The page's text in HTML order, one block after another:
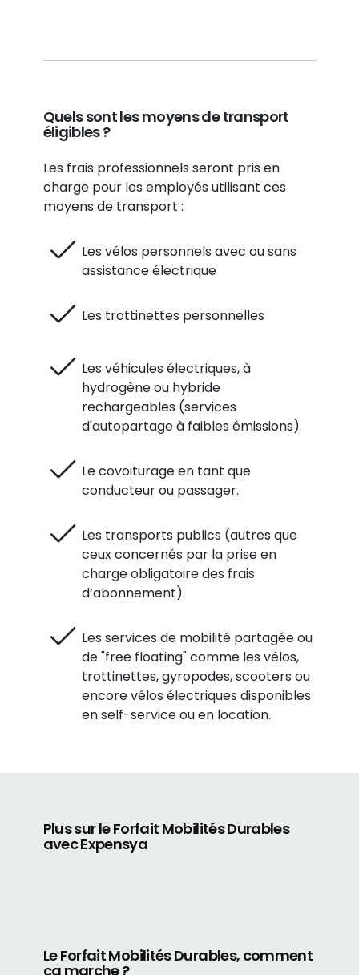
Quels sont les moyens de transport
éligibles ?
Les frais professionnels seront pris en
charge pour les employés utilisant ces
moyens de transport :
Les vélos personnels avec ou sans
assistance électrique
Les trottinettes personnelles
Les véhicules électriques, à
hydrogène ou hybride
rechargeables (services
d'autopartage à faibles émissions).
Le covoiturage en tant que
conducteur ou passager.
Les transports publics (autres que
ceux concernés par la prise en
charge obligatoire des frais
d’abonnement).
Les services de mobilité partagée ou
de "free floating" comme les vélos,
trottinettes, gyropodes, scooters ou
encore vélos électriques disponibles
en self-service ou en location.
Plus sur le Forfait Mobilités Durables
avec Expensya
Le Forfait Mobilités Durables, comment
ça marche ?